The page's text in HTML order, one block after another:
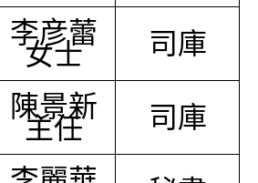
李彦蕾
女士 司庫
陳景新
主任 司庫